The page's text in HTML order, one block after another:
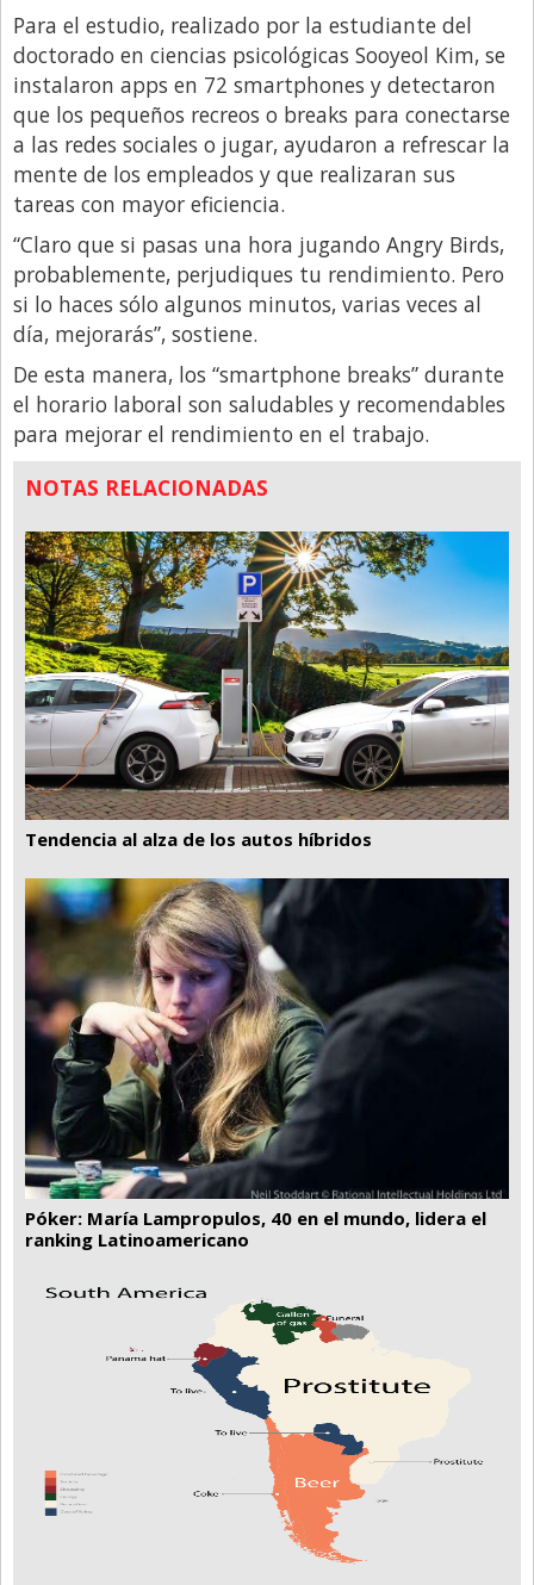
Libro de Quejas
Medios
Millonarios
Minuto Lanzamiento
Negocios
País
Política
Publicidad y Marketing
Real Estate y Propiedades
Responsabilidad Social
Salidas
Show Business
Sociedad
Tecnología
Tendencias
Viajes
Para el estudio, realizado por la estudiante del
doctorado en ciencias psicológicas Sooyeol Kim, se
instalaron apps en 72 smartphones y detectaron
que los pequeños recreos o breaks para conectarse
a las redes sociales o jugar, ayudaron a refrescar la
mente de los empleados y que realizaran sus
tareas con mayor eficiencia.
“Claro que si pasas una hora jugando Angry Birds,
probablemente, perjudiques tu rendimiento. Pero
si lo haces sólo algunos minutos, varias veces al
día, mejorarás”, sostiene.
De esta manera, los “smartphone breaks” durante
el horario laboral son saludables y recomendables
para mejorar el rendimiento en el trabajo.
NOTAS RELACIONADAS
Tendencia al alza de los autos híbridos
Póker: María Lampropulos, 40 en el mundo, lidera el
ranking Latinoamericano